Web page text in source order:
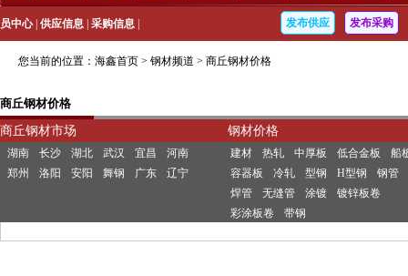
员中心| 供应信息 采购信息 发布供应 发布采购
您当前的位置： 海鑫首页 > 钢材频道 > 商丘钢材价格
商丘钢材价格
商丘钢材市场
钢材价格
湖南 长沙 湖北 武汉 宜昌
河南
郑州
洛阳 安阳 舞钢 广东 辽宁
建材 热轧 中厚板 低合金板
船
容器板
冷轧 型钢 H型钢
钢管
焊管
无缝管 涂镀
镀锌板卷
彩涂板卷
带钢